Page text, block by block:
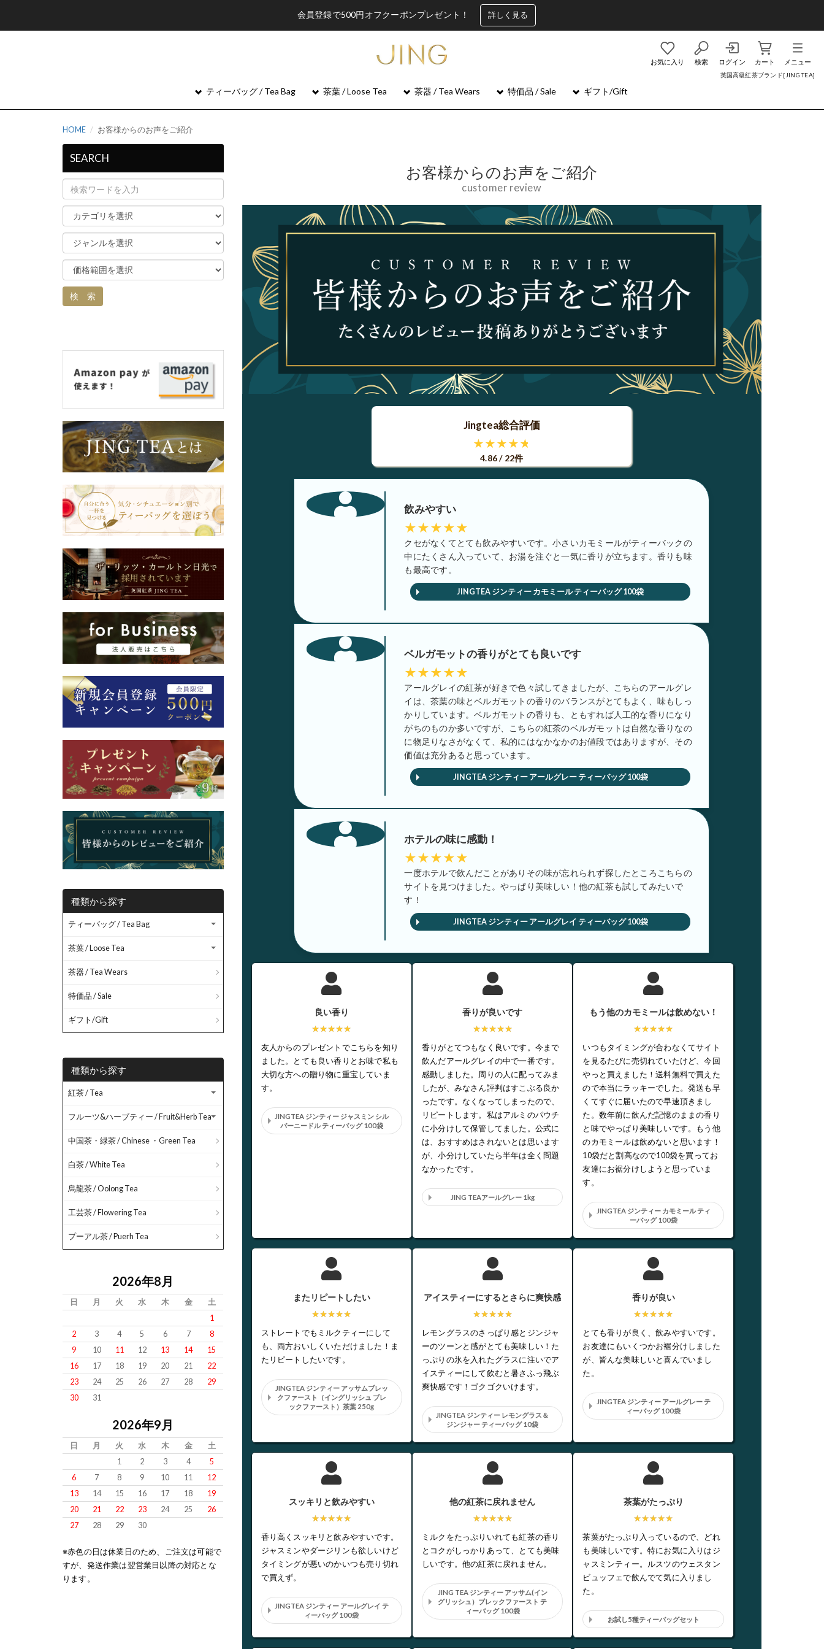
会員登録で500円オフクーポンプレゼント！ 詳しく見る
英国高級紅茶ブランド[JING TEA]
お気に入り 検索 ログイン カート メニュー
ティーバッグ / Tea Bag 茶葉 / Loose Tea 茶器 / Tea Wears 特価品 / Sale ギフト/Gift
HOME お客様からのお声をご紹介
お客様からのお声をご紹介
customer review
Jingtea総合評価
★★★★★
4.86 / 22件
飲みやすい
★★★★★
クセがなくてとても飲みやすいです。小さいカモミールがティーバックの
中にたくさん入っていて、お湯を注ぐと一気に香りが立ちます。香りも味
も最高です。
JINGTEA ジンティー カモミール ティーバッグ 100袋
ベルガモットの香りがとても良いです
★★★★★
アールグレイの紅茶が好きで色々試してきましたが、こちらのアールグレ
イは、茶葉の味とベルガモットの香りのバランスがとてもよく、味もしっ
かりしています。ベルガモットの香りも、ともすれば人工的な香りになり
がちのものか多いですが、こちらの紅茶のベルガモットは自然な香りなの
に物足りなさがなくて、私的にはなかなかのお値段ではありますが、その
価値は充分あると思っています。
JINGTEA ジンティー アールグレー ティーバッグ 100袋
ホテルの味に感動！
★★★★★
一度ホテルで飲んだことがありその味が忘れられず探したところこちらの
サイトを見つけました。やっぱり美味しい！他の紅茶も試してみたいで
す！
JINGTEA ジンティー アールグレイ ティーバッグ 100袋
良い香り
★★★★★
友人からのプレゼントでこちらを知り
ました。とても良い香りとお味で私も
大切な方への贈り物に重宝していま
す。
JINGTEA ジンティー ジャスミン シル
バーニードル ティーバッグ 100袋
香りが良いです
★★★★★
香りがとてつもなく良いです。今まで
飲んだアールグレイの中で一番です。
感動しました。周りの人に配ってみま
したが、みなさん評判はすこぶる良か
ったです。なくなってしまったので、
リピートします。私はアルミのパウチ
に小分けして保管してました。公式に
は、おすすめはされないとは思います
が、小分けしていたら半年は全く問題
なかったです。
JING TEAアールグレー 1kg
もう他のカモミールは飲めない！
★★★★★
いつもタイミングが合わなくてサイト
を見るたびに売切れていたけど、今回
やっと買えました！送料無料で買えた
ので本当にラッキーでした。発送も早
くてすぐに届いたので早速頂きまし
た。数年前に飲んだ記憶のままの香り
と味でやっぱり美味しいです。もう他
のカモミールは飲めないと思います！
10袋だと割高なので100袋を買ってお
友達にお裾分けしようと思っていま
す。
JINGTEA ジンティー カモミール ティ
ーバッグ 100袋
またリピートしたい
★★★★★
ストレートでもミルクティーにして
も、両方おいしくいただけました！ま
たリピートしたいです。
JINGTEA ジンティー アッサムブレッ
クファースト（イングリッシュ ブレ
ックファースト）茶葉 250g
アイスティーにするとさらに爽快感
★★★★★
レモングラスのさっぱり感とジンジャ
ーのツーンと感がとても美味しい！た
っぷりの氷を入れたグラスに注いでア
イスティーにして飲むと暑さふっ飛ぶ
爽快感です！ゴクゴクいけます。
JINGTEA ジンティー レモングラス＆
ジンジャー ティーバッグ 10袋
香りが良い
★★★★★
とても香りが良く、飲みやすいです。
お友達にもいくつかお裾分けしました
が、皆んな美味しいと喜んでいまし
た。
JINGTEA ジンティー アールグレー テ
ィーバッグ 100袋
スッキリと飲みやすい
★★★★★
香り高くスッキリと飲みやすいです。
ジャスミンやダージリンも欲しいけど
タイミングが悪いのかいつも売り切れ
で買えず。
JINGTEA ジンティー アールグレイ テ
ィーバッグ 100袋
他の紅茶に戻れません
★★★★★
ミルクをたっぷりいれても紅茶の香り
とコクがしっかりあって、とても美味
しいです。他の紅茶に戻れません。
JING TEA ジンティー アッサム(イン
グリッシュ）ブレックファースト テ
ィーバッグ 100袋
茶葉がたっぷり
★★★★★
茶葉がたっぷり入っているので、どれ
も美味しいです。特にお気に入りはジ
ャスミンティー。ルスツのウェスタン
ビュッフェで飲んでて気に入りまし
た。
お試し5種ティーバッグセット
SEARCH
種類から探す
ティーバッグ / Tea Bag
茶葉 / Loose Tea
茶器 / Tea Wears
特価品 / Sale
ギフト/Gift
種類から探す
紅茶 / Tea
フルーツ&ハーブティー / Fruit&Herb Tea
中国茶・緑茶 / Chinese ・Green Tea
白茶 / White Tea
烏龍茶 / Oolong Tea
工芸茶 / Flowering Tea
プーアル茶 / Puerh Tea
2026年8月
日 月 火 水 木 金
土
1
2
3 4 5 6 7
8
9
10 11 12 13 14
15
16
17 18 19 20 21
22
23
24 25 26 27 28
29
30
31
2026年9月
日 月 火 水 木 金
土
1
2 3 4
5
6
7 8 9 10 11
12
13
14 15 16 17 18
19
20
21 22 23 24 25
26
27
28 29 30
※赤色の日は休業日のため、ご注文は可能で
すが、発送作業は翌営業日以降の対応とな
ります。